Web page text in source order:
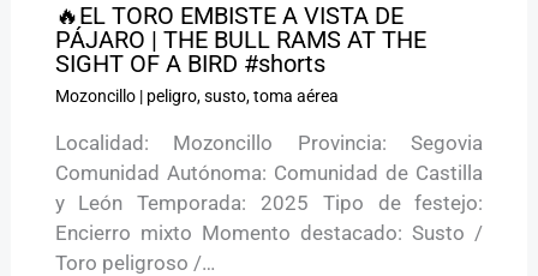
🔥EL TORO EMBISTE A VISTA DE
PÁJARO | THE BULL RAMS AT THE
SIGHT OF A BIRD #shorts
Mozoncillo| peligro,susto,toma aérea
Localidad: Mozoncillo Provincia: Segovia
Comunidad Autónoma: Comunidad de Castilla
y León Temporada: 2025 Tipo de festejo:
Encierro mixto Momento destacado: Susto /
Toro peligroso /…